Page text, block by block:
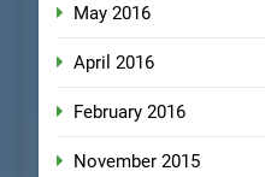
May 2016
April 2016
February 2016
November 2015